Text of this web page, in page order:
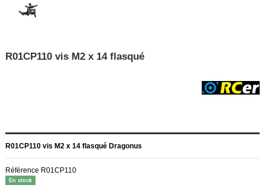
R01CP110 vis M2 x 14 flasqué
R01CP110 vis M2 x 14 flasqué Dragonus
Référence R01CP110
En stock